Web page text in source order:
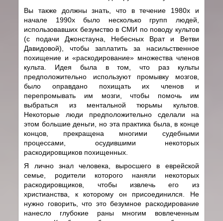
Вы также должны знать, что в течение 1980х и
начале 1990х было несколько групп людей,
использовавших безумство в СМИ по поводу культов
(с подачи Джонстауна, Небесных Врат и Ветви
Давидовой), чтобы заплатить за насильственное
похищение и «раскодирование» множества членов
культа. Идея была в том, что раз культы
предположительно используют промывку мозгов,
было оправдано похищать их членов и
перепромывать им мозги, чтобы помочь им
выбраться из ментальной тюрьмы культов.
Некоторые люди предположительно сделали на
этом большие деньги, но эта практика была, в конце
концов, прекращена многими судебными
процессами, осудившими некоторых
раскодировщиков похищенных.
Я лично знал человека, выросшего в еврейской
семье, родители которого наняли некоторых
раскодировщиков, чтобы извлечь его из
христианства, к которому он присоединился. Не
нужно говорить, что это безумное раскодирование
нанесло глубокие раны многим вовлеченным